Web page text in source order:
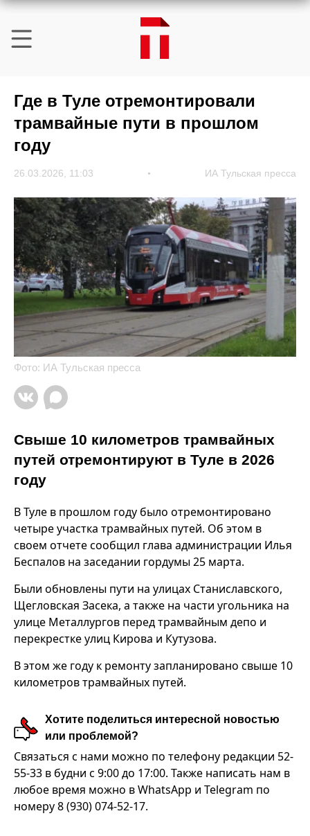
Где в Туле отремонтировали
трамвайные пути в прошлом
году
26.03.2026, 11:03 ИА Тульская пресса
Фото: ИА Тульская пресса
Свыше 10 километров трамвайных
путей отремонтируют в Туле в 2026
году
В Туле в прошлом году было отремонтировано
четыре участка трамвайных путей. Об этом в
своем отчете сообщил глава администрации Илья
Беспалов на заседании гордумы 25 марта.
Были обновлены пути на улицах Станиславского,
Щегловская Засека, а также на части угольника на
улице Металлургов перед трамвайным депо и
перекрестке улиц Кирова и Кутузова.
В этом же году к ремонту запланировано свыше 10
километров трамвайных путей.
Хотите поделиться интересной новостью
или проблемой?
Связаться с нами можно по телефону редакции 52-
55-33 в будни с 9:00 до 17:00. Также написать нам в
любое время можно в WhatsApp и Telegram по
номеру 8 (930) 074-52-17.